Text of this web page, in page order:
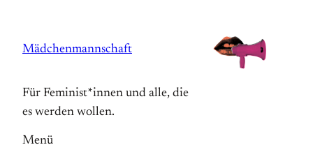
springen
Mädchenmannschaft
Für Feminist*innen und alle, die
es werden wollen.
Menü